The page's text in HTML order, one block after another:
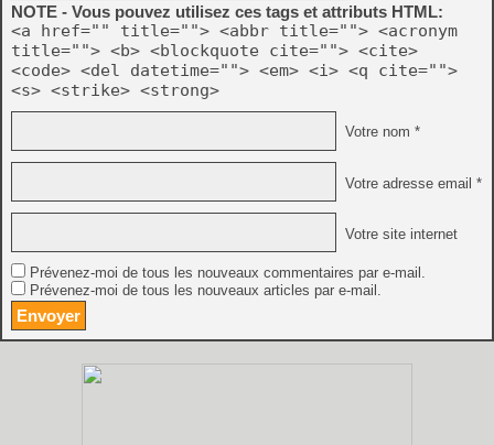
NOTE - Vous pouvez utilisez ces tags et attributs HTML:
<a href="" title=""> <abbr title=""> <acronym
title=""> <b> <blockquote cite=""> <cite>
<code> <del datetime=""> <em> <i> <q cite="">
<s> <strike> <strong>
Votre nom *
Votre adresse email *
Votre site internet
Prévenez-moi de tous les nouveaux commentaires par e-mail.
Prévenez-moi de tous les nouveaux articles par e-mail.